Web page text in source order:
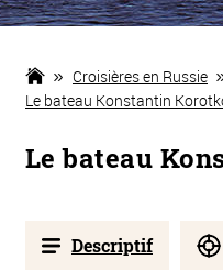
Croisières en Russie
Le bateau Konstantin
Le bateau
Descriptif